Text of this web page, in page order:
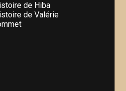
de Hiba
de Valérie